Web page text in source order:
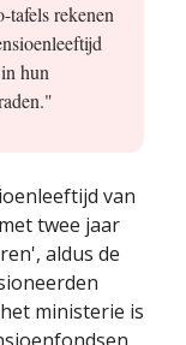
tafels rekenen
hun
van
twee jaar
aldus de
ministerie is